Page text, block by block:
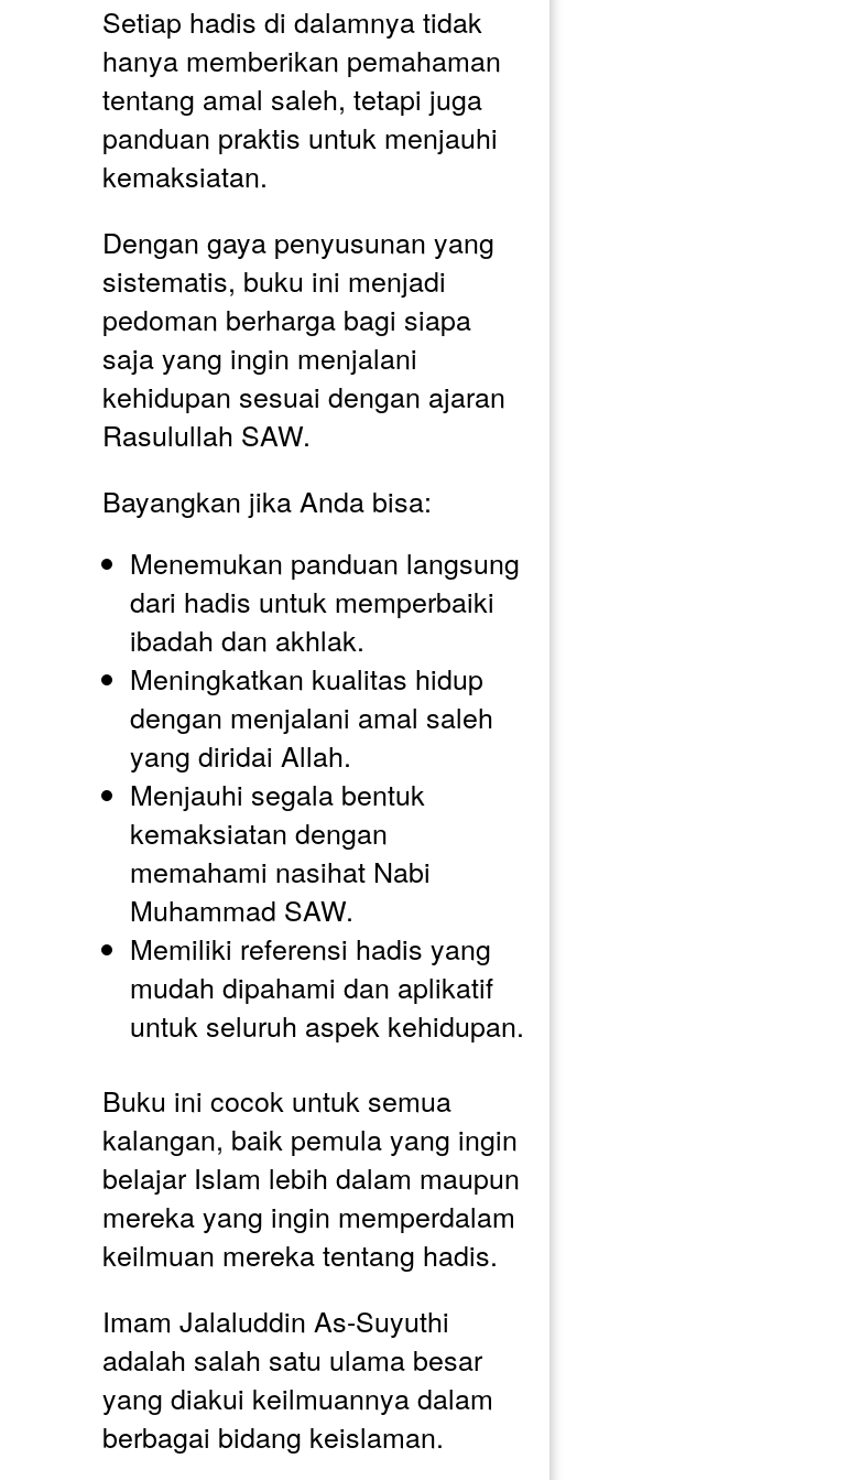
Setiap hadis di dalamnya tidak
hanya memberikan pemahaman
tentang amal saleh, tetapi juga
panduan praktis untuk menjauhi
kemaksiatan.
Dengan gaya penyusunan yang
sistematis, buku ini menjadi
pedoman berharga bagi siapa
saja yang ingin menjalani
kehidupan sesuai dengan ajaran
Rasulullah SAW.
Bayangkan jika Anda bisa:
Menemukan panduan langsung
dari hadis untuk memperbaiki
ibadah dan akhlak.
Meningkatkan kualitas hidup
dengan menjalani amal saleh
yang diridai Allah.
Menjauhi segala bentuk
kemaksiatan dengan
memahami nasihat Nabi
Muhammad SAW.
Memiliki referensi hadis yang
mudah dipahami dan aplikatif
untuk seluruh aspek kehidupan.
Buku ini cocok untuk semua
kalangan, baik pemula yang ingin
belajar Islam lebih dalam maupun
mereka yang ingin memperdalam
keilmuan mereka tentang hadis.
Imam Jalaluddin As-Suyuthi
adalah salah satu ulama besar
yang diakui keilmuannya dalam
berbagai bidang keislaman.